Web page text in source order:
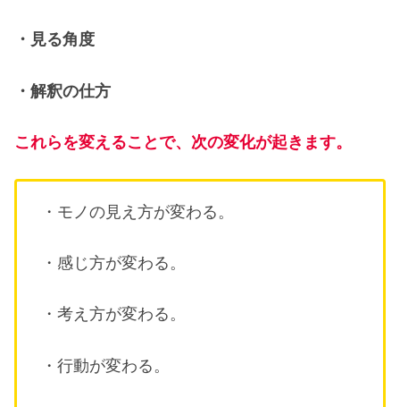
・見る角度
・解釈の仕方
これらを変えることで、次の変化が起きます。
・モノの見え方が変わる。
・感じ方が変わる。
・考え方が変わる。
・行動が変わる。